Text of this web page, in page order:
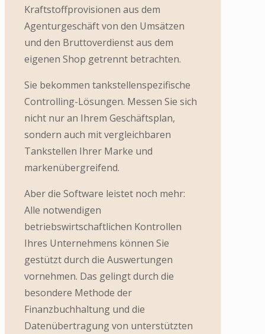
Kraftstoffprovisionen aus dem
Agenturgeschäft von den Umsätzen
und den Bruttoverdienst aus dem
eigenen Shop getrennt betrachten.
Sie bekommen tankstellenspezifische
Controlling-Lösungen. Messen Sie sich
nicht nur an Ihrem Geschäftsplan,
sondern auch mit vergleichbaren
Tankstellen Ihrer Marke und
markenübergreifend.
Aber die Software leistet noch mehr:
Alle notwendigen
betriebswirtschaftlichen Kontrollen
Ihres Unternehmens können Sie
gestützt durch die Auswertungen
vornehmen. Das gelingt durch die
besondere Methode der
Finanzbuchhaltung und die
Datenübertragung von unterstützten